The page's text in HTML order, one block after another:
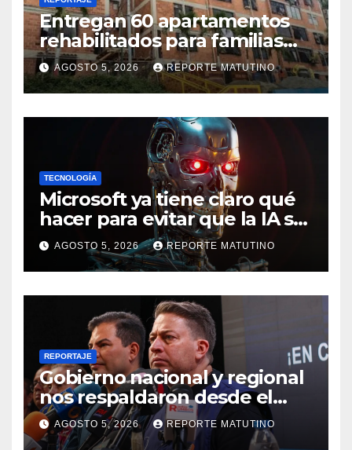
Entregan 60 apartamentos
rehabilitados para familias
del urbanismo Ana Victoria
en La Guaira
AGOSTO 5, 2026 REPORTE MATUTINO
TECNOLOGÍA
Microsoft ya tiene claro qué
hacer para evitar que la IA se
salga de control
AGOSTO 5, 2026 REPORTE MATUTINO
REPORTAJE
Gobierno nacional y regional
nos respaldaron desde el
primer momento tras
terremotos del 24J
AGOSTO 5, 2026 REPORTE MATUTINO